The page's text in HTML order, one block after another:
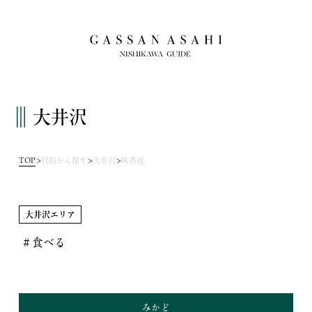
大井沢
TOP 目的から探す 大井沢 味香道
大井沢エリア
＃食べる